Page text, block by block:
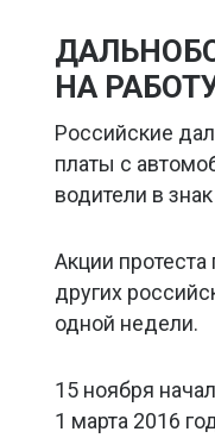
НА
Российские
платы с
водители в
Акции
других
одной недели.
15 ноября
1 марта 2016